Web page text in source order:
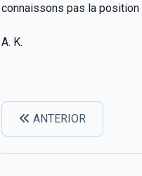
connaissons pas la
A. K.
ANTERIOR